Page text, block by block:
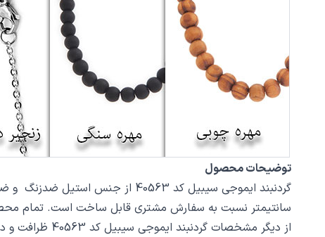
توضیحات محصول
سانتیمتر نسبت به سفارش مشتری قابل ساخت است. تمام محصولات در فروشگاه